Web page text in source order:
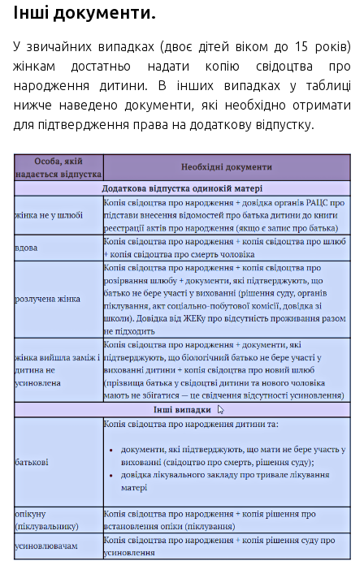
Інші документи.
У звичайних випадках (двоє дітей віком до 15 років)
жінкам достатньо надати копію свідоцтва про
народження дитини. В інших випадках у таблиці
нижче наведено документи, які необхідно отримати
для підтвердження права на додаткову відпустку.